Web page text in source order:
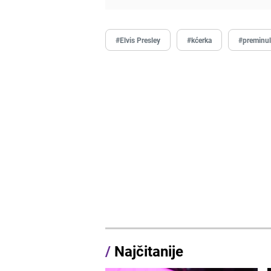
#Elvis Presley #kćerka
/ Najčitanije